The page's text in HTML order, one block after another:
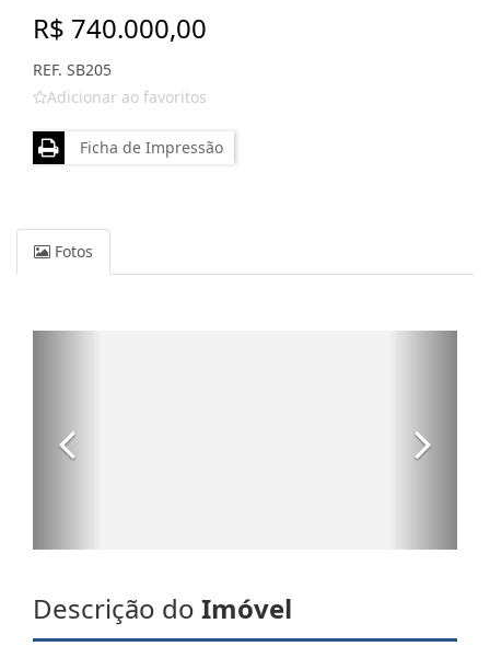
R$ 740.000,00
REF. SB205
Adicionar ao favoritos
Ficha de Impressão
Fotos
Descrição do Imóvel